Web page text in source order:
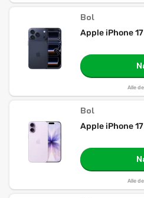
Bol
Apple iPhone
Alle
Bol
Apple iPhone
Alle